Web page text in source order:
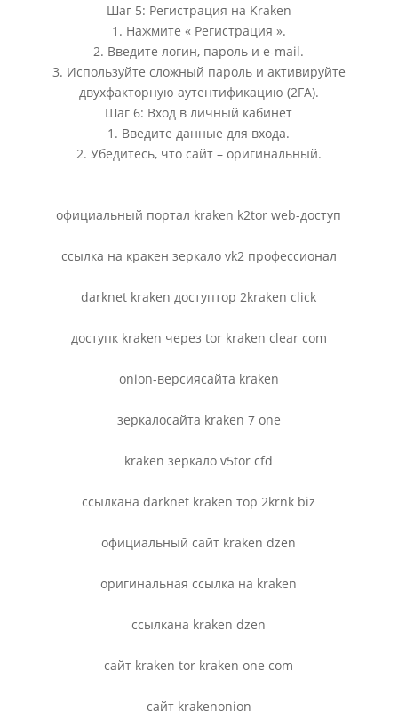
Шаг 5: Регистрация на Kraken
1. Нажмите « Регистрация ».
2. Введите логин, пароль и e-mail.
3. Используйте сложный пароль и активируйте
двухфакторную аутентификацию (2FA).
Шаг 6: Вход в личный кабинет
1. Введите данные для входа.
2. Убедитесь, что сайт – оригинальный.
официальный портал kraken k2tor web-доступ
ссылка на кракен зеркало vk2 профессионал
darknet kraken доступтор 2kraken click
доступк kraken через tor kraken clear com
onion-версиясайта kraken
зеркалосайта kraken 7 one
kraken зеркало v5tor cfd
ссылкана darknet kraken тор 2krnk biz
официальный сайт kraken dzen
оригинальная ссылка на kraken
ссылкана kraken dzen
сайт kraken tor kraken one com
сайт krakenonion